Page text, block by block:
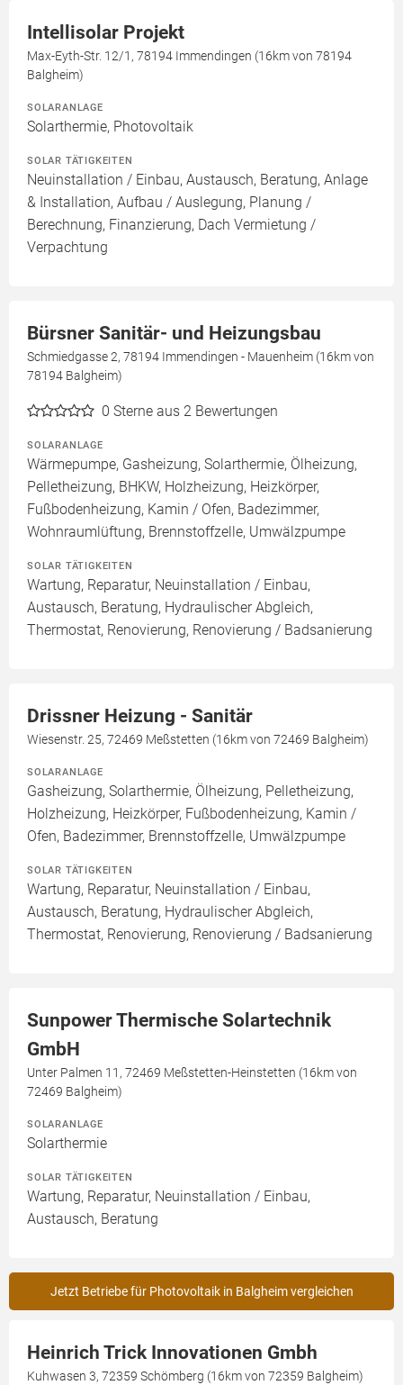
Intellisolar Projekt
Max-Eyth-Str. 12/1, 78194 Immendingen (16km von 78194
Balgheim)
SOLARANLAGE
Solarthermie, Photovoltaik
SOLAR TÄTIGKEITEN
Neuinstallation / Einbau, Austausch, Beratung, Anlage
& Installation, Aufbau / Auslegung, Planung /
Berechnung, Finanzierung, Dach Vermietung /
Verpachtung
Bürsner Sanitär- und Heizungsbau
Schmiedgasse 2, 78194 Immendingen - Mauenheim (16km von
78194 Balgheim)
0 Sterne aus 2 Bewertungen
SOLARANLAGE
Wärmepumpe, Gasheizung, Solarthermie, Ölheizung,
Pelletheizung, BHKW, Holzheizung, Heizkörper,
Fußbodenheizung, Kamin / Ofen, Badezimmer,
Wohnraumlüftung, Brennstoffzelle, Umwälzpumpe
SOLAR TÄTIGKEITEN
Wartung, Reparatur, Neuinstallation / Einbau,
Austausch, Beratung, Hydraulischer Abgleich,
Thermostat, Renovierung, Renovierung / Badsanierung
Drissner Heizung - Sanitär
Wiesenstr. 25, 72469 Meßstetten (16km von 72469 Balgheim)
SOLARANLAGE
Gasheizung, Solarthermie, Ölheizung, Pelletheizung,
Holzheizung, Heizkörper, Fußbodenheizung, Kamin /
Ofen, Badezimmer, Brennstoffzelle, Umwälzpumpe
SOLAR TÄTIGKEITEN
Wartung, Reparatur, Neuinstallation / Einbau,
Austausch, Beratung, Hydraulischer Abgleich,
Thermostat, Renovierung, Renovierung / Badsanierung
Sunpower Thermische Solartechnik
GmbH
Unter Palmen 11, 72469 Meßstetten-Heinstetten (16km von
72469 Balgheim)
SOLARANLAGE
Solarthermie
SOLAR TÄTIGKEITEN
Wartung, Reparatur, Neuinstallation / Einbau,
Austausch, Beratung
Jetzt Betriebe für Photovoltaik in Balgheim vergleichen
Heinrich Trick Innovationen Gmbh
Kuhwasen 3, 72359 Schömberg (16km von 72359 Balgheim)